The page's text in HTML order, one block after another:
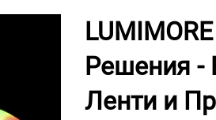
Решения -
Ленти и